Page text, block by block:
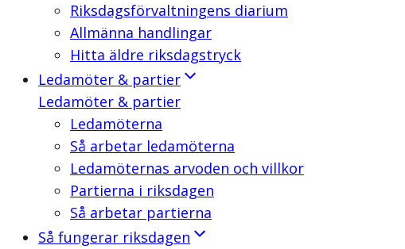
Riksdagsförvaltningens diarium
Allmänna handlingar
Hitta äldre riksdagstryck
Ledamöter & partier
Ledamöter & partier
Ledamöterna
Så arbetar ledamöterna
Ledamöternas arvoden och villkor
Partierna i riksdagen
Så arbetar partierna
Så fungerar riksdagen